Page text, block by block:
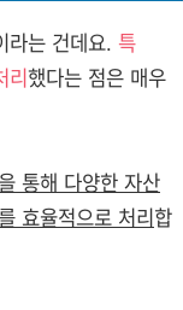
라는 건데요. 특
했다는 점은 매우
통해 다양한 자산
효율적으로 처리 합